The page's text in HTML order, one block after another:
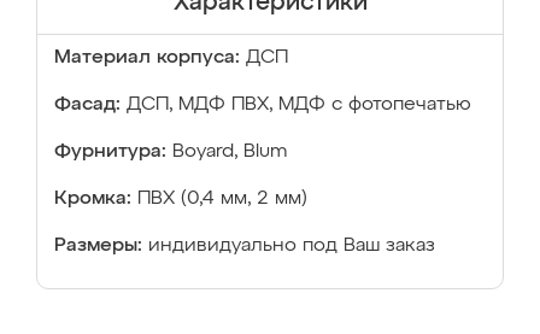
Материал корпуса: ДСП
Фасад: ДСП, МДФ ПВХ, МДФ с фотопечатью
Фурнитура: Boyard, Blum
Кромка: ПВХ (0,4 мм, 2 мм)
Размеры: индивидуально под Ваш заказ